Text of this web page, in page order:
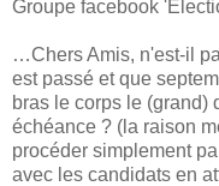
Groupe facebook
…Chers Amis, n'est-il
est passé et que
bras le corps le (grand)
échéance ? (la raison
procéder simplement
avec les candidats en